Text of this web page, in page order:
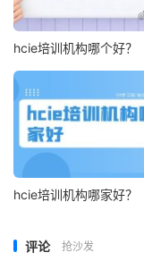
hcie培训机构哪个好？
hcie培训机构哪家好？
评论 抢沙发